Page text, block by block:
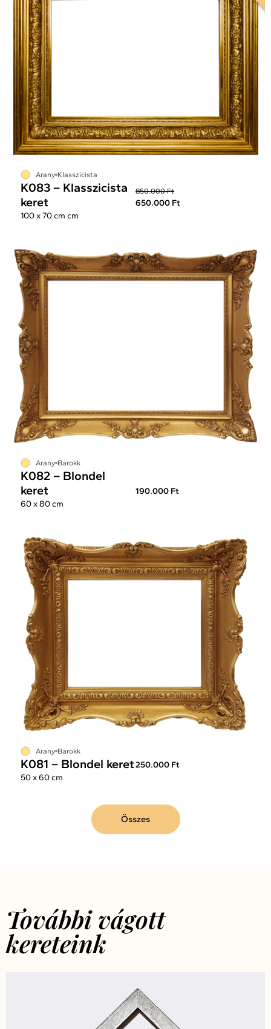
Arany Klasszicista
K083 – Klasszicista
keret
850.000 Ft
650.000 Ft
100 x 70 cm cm
Arany Barokk
K082 – Blondel
keret
190.000 Ft
60 x 80 cm
Arany Barokk
K081 – Blondel keret250.000 Ft
50 x 60 cm
Összes
További vágott
kereteink